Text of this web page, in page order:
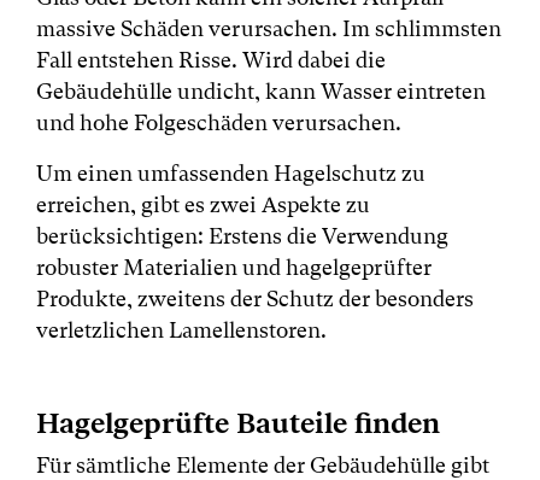
massive Schäden verursachen. Im schlimmsten
Fall entstehen Risse. Wird dabei die
Gebäudehülle undicht, kann Wasser eintreten
und hohe Folgeschäden verursachen.
Um einen umfassenden Hagelschutz zu
erreichen, gibt es zwei Aspekte zu
berücksichtigen: Erstens die Verwendung
robuster Materialien und hagelgeprüfter
Produkte, zweitens der Schutz der besonders
verletzlichen Lamellenstoren.
Hagelgeprüfte Bauteile finden
Für sämtliche Elemente der Gebäudehülle gibt